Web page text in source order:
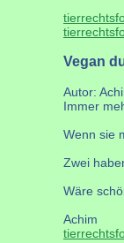
Vegan
Autor:
Immer
Wenn sie
Zwei
Wäre
Achim